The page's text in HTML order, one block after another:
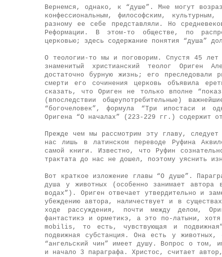
Вернемся, однако, к “душе”. Мне могут
конфессиональным, философским,
разному ее себе представляли. Но
Реформации. В этом-то обществе, по
церковью; здесь содержание понятия “душа”
О теологии-то мы и поговорим. Спустя 45
знаменитый христианский теолог Ориген
достаточно бурную жизнь; его
смерти его сочинения церковь объявила
сказать, что Ориген не только вполне
(впоследствии общеупотребительные)
“богочеловек”, формула “Три ипостаси и
Оригена “О началах” (223-229 гг.) содержит
Прежде чем мы рассмотрим эту главу,
нас лишь в латинском переводе Руфина
самой книги. Известно, что Руфин
трактата до нас не дошел, поэтому уяснить
Вот краткое изложение главы “О душе”.
душа у животных (особенно занимает
водах”). Ориген отвечает утвердительно и
убеждению автора, наличествует и в
ходе рассуждения, почти между делом,
фантастикэ и орметикэ, а это по-латыни,
mobilis, то есть, чувствующая и
подвижная субстанция. Она есть у
“ангельский чин” имеет душу. Вопрос о том,
и начало 3 параграфа. Христос, считает